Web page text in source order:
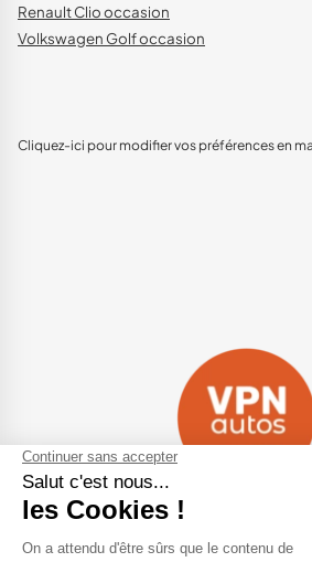
Renault Clio occasion
Volkswagen Golf occasion
Cliquez-ici pour modifier vos préférences en
Navigation
Qui sommes-nous ?